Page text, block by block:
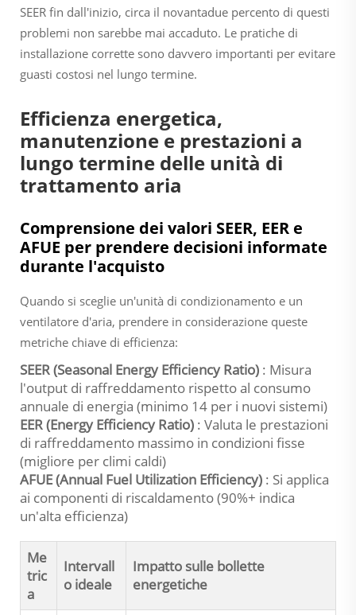
SEER fin dall'inizio, circa il novantadue percento di questi
problemi non sarebbe mai accaduto. Le pratiche di
installazione corrette sono davvero importanti per evitare
guasti costosi nel lungo termine.
Efficienza energetica,
manutenzione e prestazioni a
lungo termine delle unità di
trattamento aria
Comprensione dei valori SEER, EER e
AFUE per prendere decisioni informate
durante l'acquisto
Quando si sceglie un'unità di condizionamento e un
ventilatore d'aria, prendere in considerazione queste
metriche chiave di efficienza:
SEER (Seasonal Energy Efficiency Ratio) : Misura
l'output di raffreddamento rispetto al consumo
annuale di energia (minimo 14 per i nuovi sistemi)
EER (Energy Efficiency Ratio) : Valuta le prestazioni
di raffreddamento massimo in condizioni fisse
(migliore per climi caldi)
AFUE (Annual Fuel Utilization Efficiency) : Si applica
ai componenti di riscaldamento (90%+ indica
un'alta efficienza)
Me
tric
a
Intervall
o ideale
Impatto sulle bollette
energetiche